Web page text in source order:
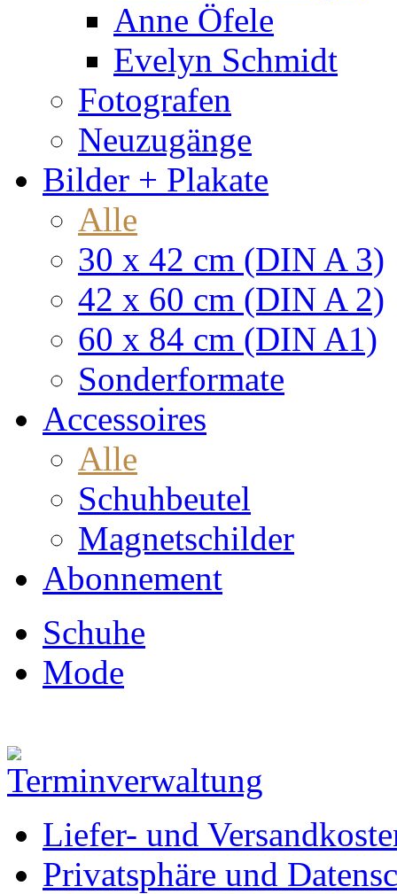
Anne Öfele
Evelyn Schmidt
Fotografen
Neuzugänge
Bilder + Plakate
Alle
30 x 42 cm (DIN A 3)
42 x 60 cm (DIN A 2)
60 x 84 cm (DIN A1)
Sonderformate
Accessoires
Alle
Schuhbeutel
Magnetschilder
Abonnement
Schuhe
Mode
Liefer- und
Privatsphäre und